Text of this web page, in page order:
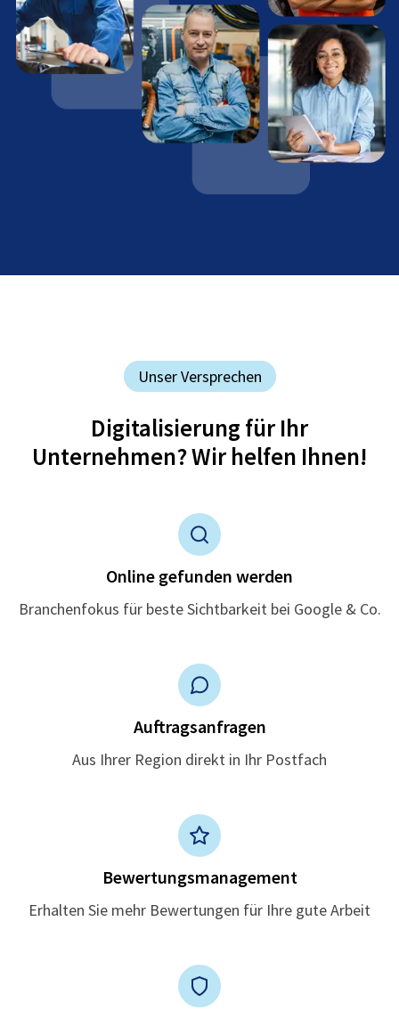
Unser Versprechen
Digitalisierung für Ihr
Unternehmen? Wir helfen Ihnen!
Online gefunden werden
Branchenfokus für beste Sichtbarkeit bei Google & Co.
Auftragsanfragen
Aus Ihrer Region direkt in Ihr Postfach
Bewertungsmanagement
Erhalten Sie mehr Bewertungen für Ihre gute Arbeit